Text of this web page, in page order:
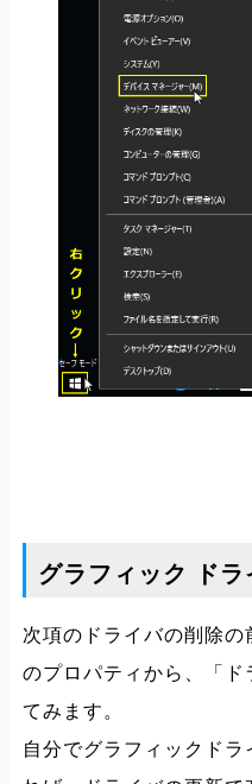
グラフィック ド
次項のドライバの削除
のプロパティから、「ド
てみます。
自分でグラフィックド